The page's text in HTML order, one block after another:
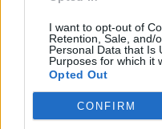
I want to opt-out of
Retention, Sale, and/
Personal Data that Is
Purposes for which it
Opted Out
CONFIRM
Σχετικά Άρθρα